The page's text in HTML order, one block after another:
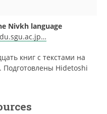
Nivkh language
книг с текстами на
Hidetoshi